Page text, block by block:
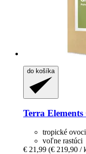
do košíka
Terra Elements
tropické
voľne rastúci
€ 21,99 (€ 219,90 /